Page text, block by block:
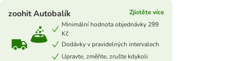
zoohit Autobalík
Zjistěte více
Minimální hodnota objednávky 299
Kč
Dodávky v pravidelných intervalech
Upravte, změňte, zrušte kdykoli